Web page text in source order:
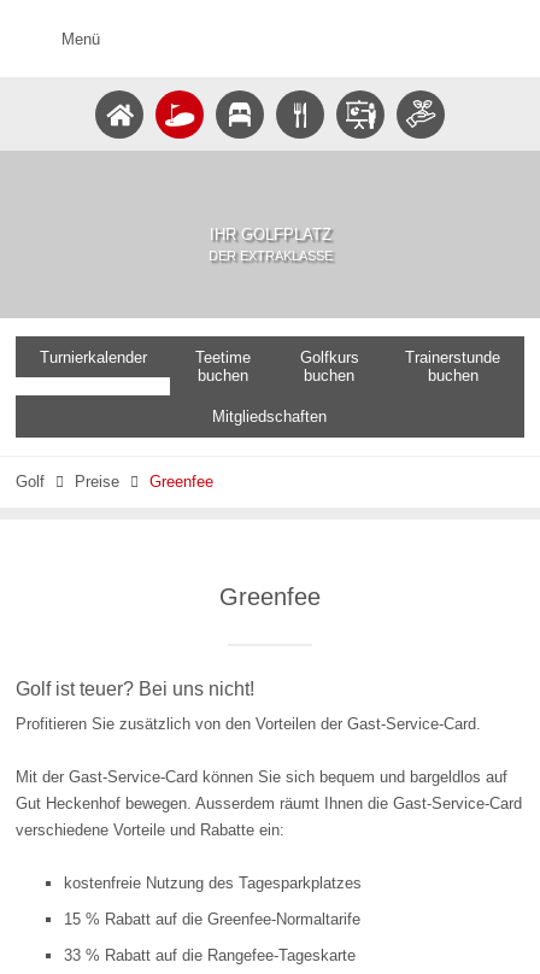
Menü
IHR GOLFPLATZ
DER EXTRAKLASSE
Turnierkalender
Teetime
buchen
Golfkurs
buchen
Trainerstunde
buchen
Mitgliedschaften
Golf  Preise  Greenfee
Greenfee
Golf ist teuer? Bei uns nicht!
Profitieren Sie zusätzlich von den Vorteilen der Gast-Service-Card.
Mit der Gast-Service-Card können Sie sich bequem und bargeldlos auf
Gut Heckenhof bewegen. Ausserdem räumt Ihnen die Gast-Service-Card
verschiedene Vorteile und Rabatte ein:
kostenfreie Nutzung des Tagesparkplatzes
15 % Rabatt auf die Greenfee-Normaltarife
33 % Rabatt auf die Rangefee-Tageskarte